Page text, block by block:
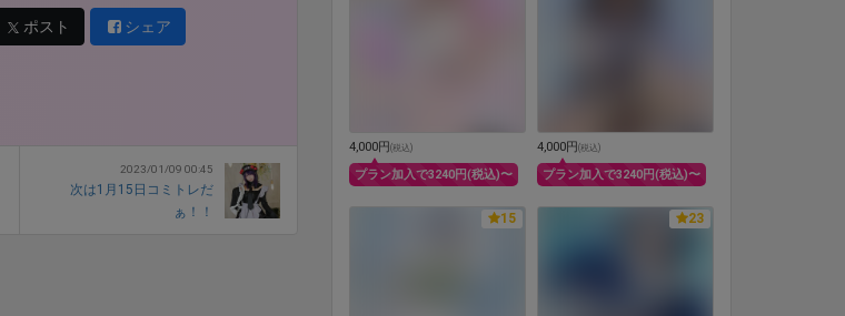
ポスト シェア
2023/01/09 00:45
次は1月15日コミトレだ
ぁ！！
4,000円(税込)
プラン加入で3240円(税込)〜
4,000円(税込)
プラン加入で3240円(税込)〜
15 23